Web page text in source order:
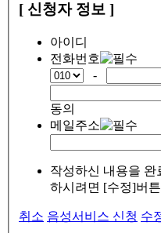
[ 신청자 정보 ]
아이디
전화번호
-
동의
메일주소
작성하신 내용을 완
하시려면 [수정]버
취소 음성서비스 신청 수